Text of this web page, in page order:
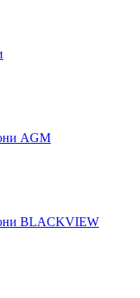
AGM
BLACKVIEW